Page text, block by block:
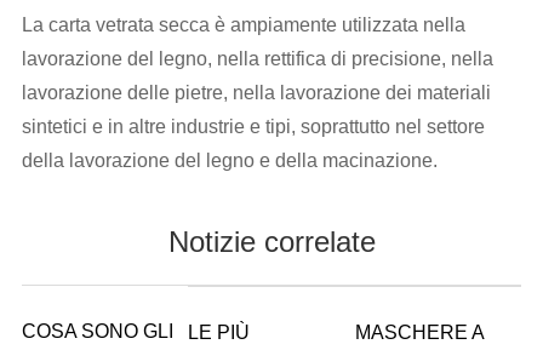
La carta vetrata secca è ampiamente utilizzata nella
lavorazione del legno, nella rettifica di precisione, nella
lavorazione delle pietre, nella lavorazione dei materiali
sintetici e in altre industrie e tipi, soprattutto nel settore
della lavorazione del legno e della macinazione.
Notizie correlate
COSA SONO GLI
LE PIÙ
MASCHERE A